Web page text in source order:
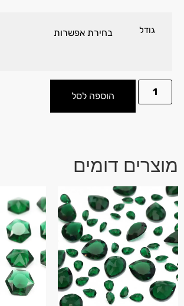
גודל
הוספה לסל
מוצרים דומים